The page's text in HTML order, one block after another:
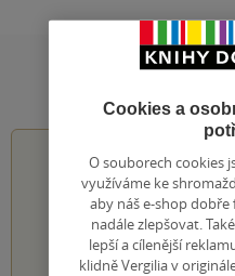
Cookies a
O souborech cookies
využíváme ke
aby náš e-shop
nadále zlepšovat.
lepší a cílenější
klidně Vergilia v